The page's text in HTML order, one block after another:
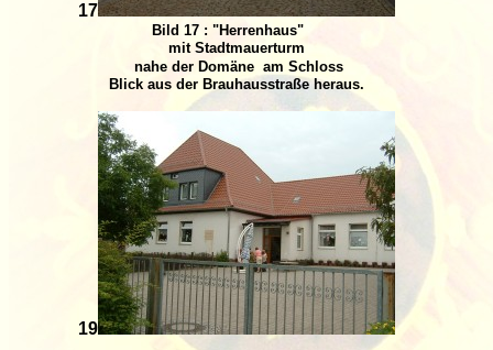
17
Bild 17 : "Herrenhaus"
mit Stadtmauerturm
nahe der Domäne am Schloss
Blick aus der Brauhausstraße heraus.
19